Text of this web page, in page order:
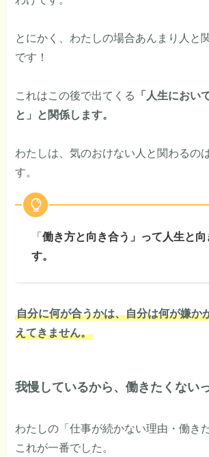
とにかく、わたしの場合あんまり人と
です！
これはこの後で出てくる
「人生におい
と」と関係します。
わたしは、気のおけない人と関わるの
す。
「働き方と向き合う」って人生と
す。
自分に何が合うかは、自分は何が嫌か
えてきません。
我慢しているから、働きたくない
わたしの「仕事が続かない理由・働き
これが一番でした。